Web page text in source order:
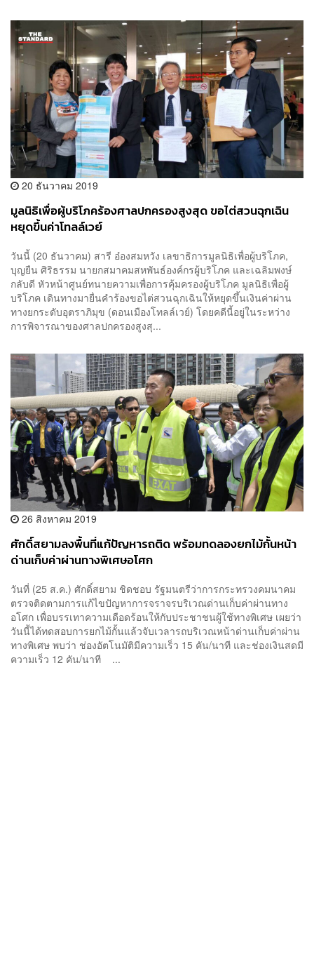
20 ธันวาคม 2019
มูลนิธิเพื่อผู้บริโภคร้องศาลปกครองสูงสุด ขอไต่สวนฉุกเฉิน
หยุดขึ้นค่าโทลล์เวย์
วันนี้ (20 ธันวาคม) สารี อ๋องสมหวัง เลขาธิการมูลนิธิเพื่อผู้บริโภค,
บุญยืน ศิริธรรม นายกสมาคมสหพันธ์องค์กรผู้บริโภค และเฉลิมพงษ์
กลับดี หัวหน้าศูนย์ทนายความเพื่อการคุ้มครองผู้บริโภค มูลนิธิเพื่อผู้
บริโภค เดินทางมายื่นคำร้องขอไต่สวนฉุกเฉินให้หยุดขึ้นเงินค่าผ่าน
ทางยกระดับอุตราภิมุข (ดอนเมืองโทลล์เวย์) โดยคดีนี้อยู่ในระหว่าง
การพิจารณาของศาลปกครองสูงสุ...
26 สิงหาคม 2019
ศักดิ์สยามลงพื้นที่แก้ปัญหารถติด พร้อมทดลองยกไม้กั้นหน้า
ด่านเก็บค่าผ่านทางพิเศษอโศก
วันที่ (25 ส.ค.) ศักดิ์สยาม ชิดชอบ รัฐมนตรีว่าการกระทรวงคมนาคม
ตรวจติดตามการแก้ไขปัญหาการจราจรบริเวณด่านเก็บค่าผ่านทาง
อโศก เพื่อบรรเทาความเดือดร้อนให้กับประชาชนผู้ใช้ทางพิเศษ เผยว่า
วันนี้ได้ทดสอบการยกไม้กั้นแล้วจับเวลารถบริเวณหน้าด่านเก็บค่าผ่าน
ทางพิเศษ พบว่า ช่องอัตโนมัติมีความเร็ว 15 คัน/นาที และช่องเงินสดมี
ความเร็ว 12 คัน/นาที ...